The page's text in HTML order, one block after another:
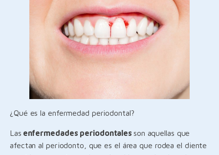
¿Qué es la enfermedad periodontal?
Las enfermedades periodontales son aquellas que
afectan al periodonto, que es el área que rodea el diente